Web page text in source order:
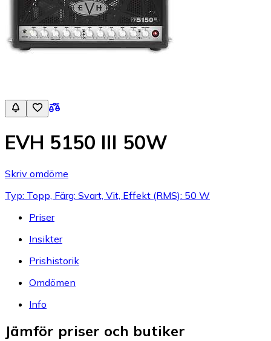
EVH 5150 III 50W
Skriv omdöme
Typ: Topp, Färg: Svart, Vit, Effekt (RMS): 50 W
Priser
Insikter
Prishistorik
Omdömen
Info
Jämför priser och butiker